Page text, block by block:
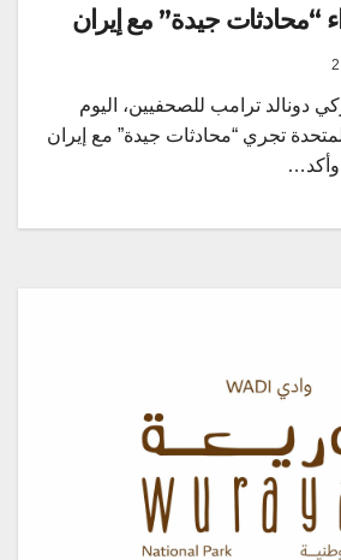
“محادثات جيدة” ‌مع إيران
دونالد ترامب للصحفيين، ⁠اليوم
المتحدة ​تجري “محادثات جيدة” ‌مع إيران
وأكد…